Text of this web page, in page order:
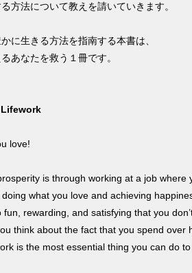
方法について教えを請いていきます。
に生きる方法を指南する本書は、
あなたを救う１冊です。
love!
is through working at a job where
what you love and achieving
rewarding, and satisfying that you
think about the fact that you spend over
is the most essential thing you can do